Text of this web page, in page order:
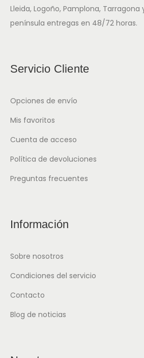
Lleida, Logoño, Pamplona, Tarragona
península entregas en 48/72 horas.
Servicio Cliente
Opciones de envío
Mis favoritos
Cuenta de acceso
Política de devoluciones
Preguntas frecuentes
Información
Sobre nosotros
Condiciones del servicio
Contacto
Blog de noticias